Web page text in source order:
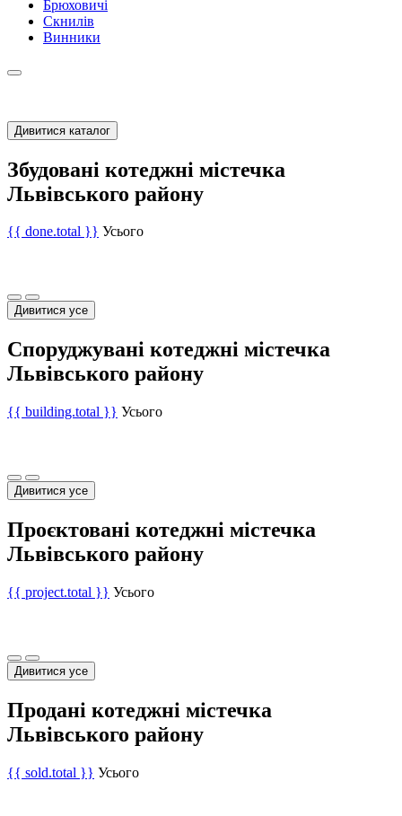
Брюховичі
Скнилів
Винники
Дивитися каталог
Збудовані котеджні містечка
Львівського району
{{ done.total }} Усього
Дивитися усе
Споруджувані котеджні містечка
Львівського району
{{ building.total }} Усього
Дивитися усе
Проєктовані котеджні містечка
Львівського району
{{ project.total }} Усього
Дивитися усе
Продані котеджні містечка
Львівського району
{{ sold.total }} Усього